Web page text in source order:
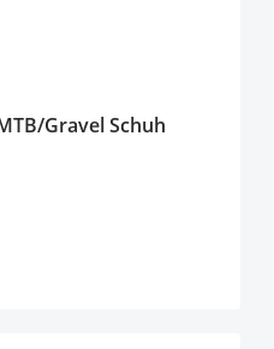
Gravel Schuh